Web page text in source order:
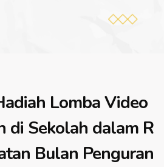
Lomba Video
di Sekolah dalam R
Bulan Penguran